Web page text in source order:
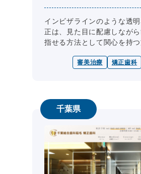
インビザラインのような透
正は、見た目に配慮しなが
指せる方法として関心を持つ
なり、費用についても一律
審美治療 矯正歯科
千葉県